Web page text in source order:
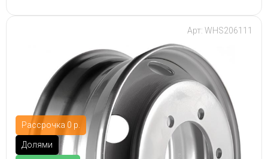
Рассрочка 0 р.
Долями
Арт: WHS206111